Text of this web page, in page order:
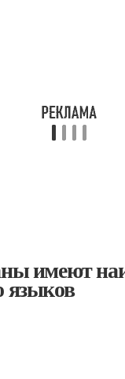
имеют
языков